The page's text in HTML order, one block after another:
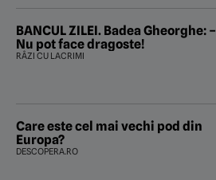
BANCUL ZILEI. Badea Gheorghe: –
Nu pot face dragoste!
RÂZI CU LACRIMI
Care este cel mai vechi pod din
Europa?
DESCOPERA.RO